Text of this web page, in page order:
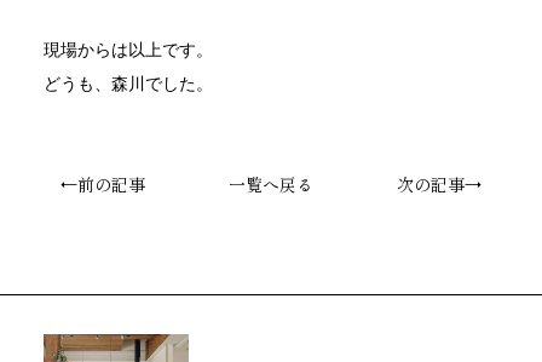
現場からは以上です。
どうも、森川でした。
←前の記事 一覧へ戻る 次の記事→